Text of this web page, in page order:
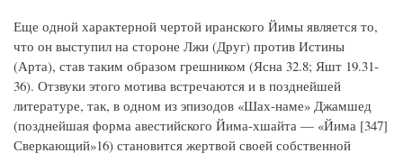
Еще одной характерной чертой иранского Йимы является то,
что он выступил на стороне Лжи (Друг) против Истины
(Арта), став таким образом грешником (Ясна 32.8; Яшт 19.31-
36). Отзвуки этого мотива встречаются и в позднейшей
литературе, так, в одном из эпизодов «Шах-наме» Джамшед
(позднейшая форма авестийского Йима-хшайта — «Йима [347]
Сверкающий»16) становится жертвой своей собственной